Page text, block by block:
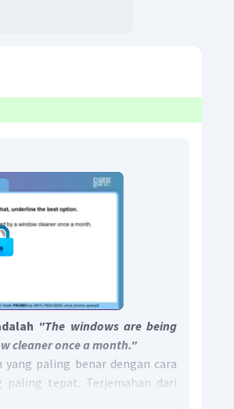
"The windows are being
cleaner once a month."
paling benar dengan cara
paling tepat. Terjemahan dari